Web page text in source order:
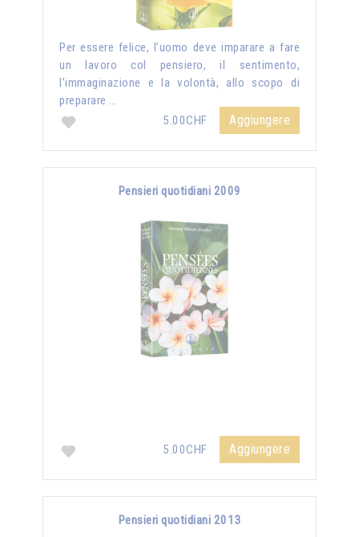
Per essere felice, l’uomo deve imparare a fare
un lavoro col pensiero, il sentimento,
l’immaginazione e la volontà, allo scopo di
preparare …
5.00CHF
Aggiungere
Pensieri quotidiani 2009
5.00CHF Aggiungere
Pensieri quotidiani 2013